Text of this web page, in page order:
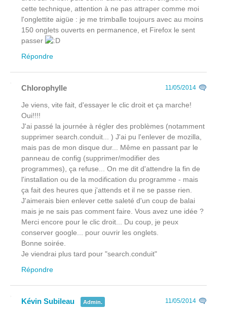
cette technique, attention à ne pas attraper comme moi
l'onglettite aigüe : je me trimballe toujours avec au moins
150 onglets ouverts en permanence, et Firefox le sent
passer
Répondre
Chlorophylle 11/05/2014
Je viens, vite fait, d'essayer le clic droit et ça marche!
Oui!!!!
J'ai passé la journée à régler des problèmes (notamment
supprimer search.conduit... ) J'ai pu l'enlever de mozilla,
mais pas de mon disque dur... Même en passant par le
panneau de config (supprimer/modifier des
programmes), ça refuse... On me dit d'attendre la fin de
l'installation ou de la modification du programme - mais
ça fait des heures que j'attends et il ne se passe rien.
J'aimerais bien enlever cette saleté d'un coup de balai
mais je ne sais pas comment faire. Vous avez une idée ?
Merci encore pour le clic droit... Du coup, je peux
conserver google... pour ouvrir les onglets.
Bonne soirée.
Je viendrai plus tard pour "search.conduit"
Répondre
Kévin Subileau Admin. 11/05/2014